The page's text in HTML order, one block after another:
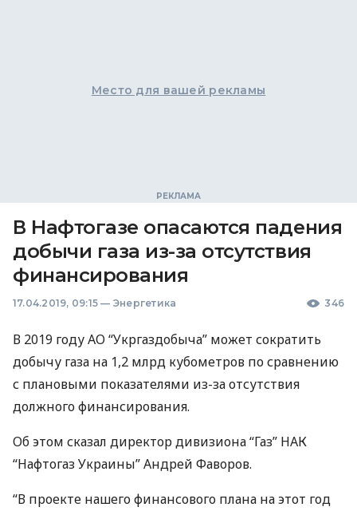
Место для вашей рекламы
В Нафтогазе опасаются падения
добычи газа из-за отсутствия
финансирования
17.04.2019, 09:15 — Энергетика 346
В 2019 году АО “Укргаздобыча” может сократить
добычу газа на 1,2 млрд кубометров по сравнению
с плановыми показателями из-за отсутствия
должного финансирования.
Об этом сказал директор дивизиона “Газ” НАК
“Нафтогаз Украины” Андрей Фаворов.
“В проекте нашего финансового плана на этот год